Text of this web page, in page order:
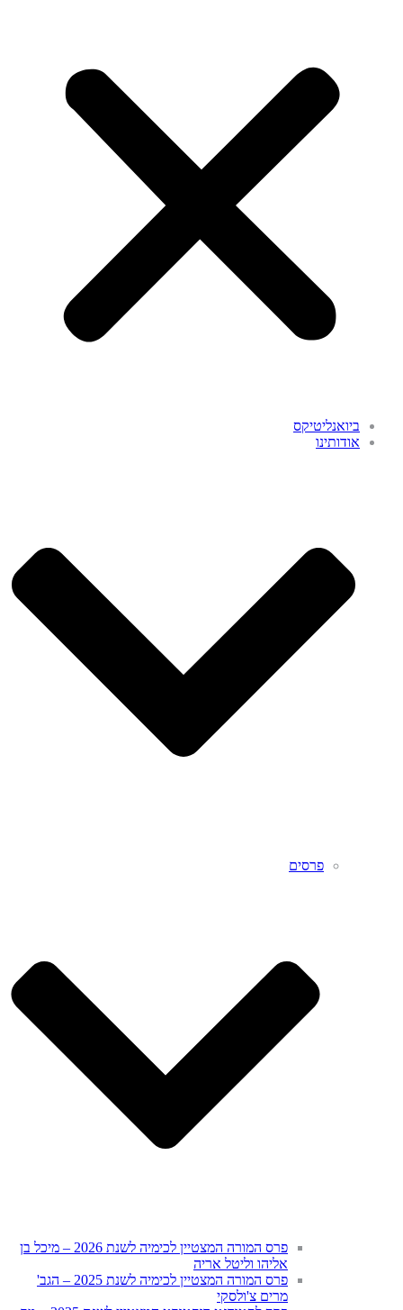
ביואנליטיקס
אודותינו
פרסים
פרס המורה המצטיין לכימיה לשנת 2026 – מיכל בן
אליהו וליטל אריה
פרס המורה המצטיין לכימיה לשנת 2025 – הגב'
מרים צ'ולסקי